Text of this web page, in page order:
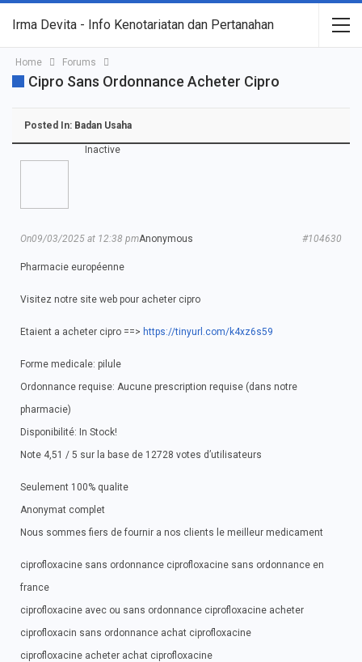
Irma Devita - Info Kenotariatan dan Pertanahan
Home Forums
Cipro Sans Ordonnance Acheter Cipro
Posted In: Badan Usaha
Inactive
Anonymous
On09/03/2025 at 12:38 pm #104630
Pharmacie européenne
Visitez notre site web pour acheter cipro
Etaient a acheter cipro ==> https://tinyurl.com/k4xz6s59
Forme medicale: pilule
Ordonnance requise: Aucune prescription requise (dans notre
pharmacie)
Disponibilité: In Stock!
Note 4,51 / 5 sur la base de 12728 votes d’utilisateurs
Seulement 100% qualite
Anonymat complet
Nous sommes fiers de fournir a nos clients le meilleur medicament
ciprofloxacine sans ordonnance ciprofloxacine sans ordonnance en
france
ciprofloxacine avec ou sans ordonnance ciprofloxacine acheter
ciprofloxacin sans ordonnance achat ciprofloxacine
ciprofloxacine acheter achat ciprofloxacine